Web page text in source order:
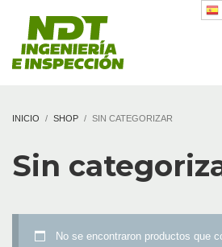
INICIO SHOP SIN CATEGORIZAR
Sin
No se encontraron productos que